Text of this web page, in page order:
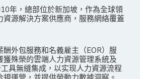
年，總部位於新加坡，作為全球領
資源解決方案供應商，服務網絡覆蓋
酬外包服務和名義雇主（EOR）服
獲殊榮的雲端人力資源管理系統及
具無縫集成，以实现人力資源流程